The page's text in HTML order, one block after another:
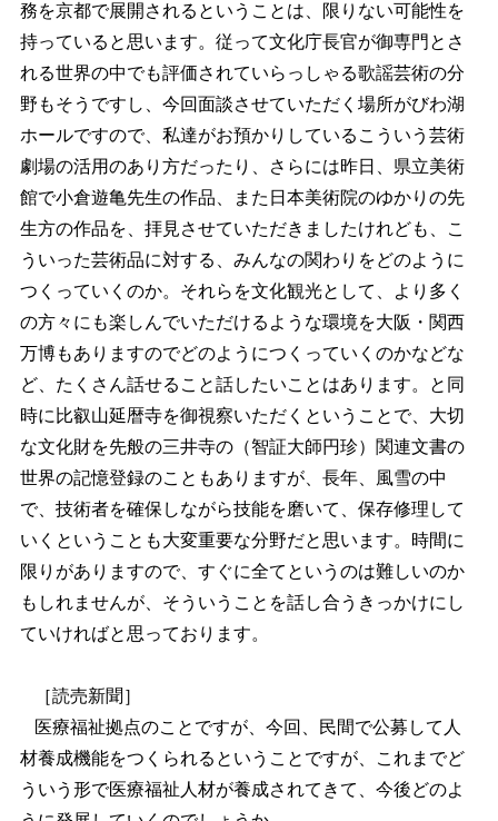
務を京都で展開されるということは、限りない可能性を
持っていると思います。従って文化庁長官が御専門とさ
れる世界の中でも評価されていらっしゃる歌謡芸術の分
野もそうですし、今回面談させていただく場所がびわ湖
ホールですので、私達がお預かりしているこういう芸術
劇場の活用のあり方だったり、さらには昨日、県立美術
館で小倉遊亀先生の作品、また日本美術院のゆかりの先
生方の作品を、拝見させていただきましたけれども、こ
ういった芸術品に対する、みんなの関わりをどのように
つくっていくのか。それらを文化観光として、より多く
の方々にも楽しんでいただけるような環境を大阪・関西
万博もありますのでどのようにつくっていくのかなどな
ど、たくさん話せること話したいことはあります。と同
時に比叡山延暦寺を御視察いただくということで、大切
な文化財を先般の三井寺の（智証大師円珍）関連文書の
世界の記憶登録のこともありますが、長年、風雪の中
で、技術者を確保しながら技能を磨いて、保存修理して
いくということも大変重要な分野だと思います。時間に
限りがありますので、すぐに全てというのは難しいのか
もしれませんが、そういうことを話し合うきっかけにし
ていければと思っております。
［読売新聞］
医療福祉拠点のことですが、今回、民間で公募して人
材養成機能をつくられるということですが、これまでど
ういう形で医療福祉人材が養成されてきて、今後どのよ